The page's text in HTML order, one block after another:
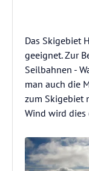
Das Skigebiet
geeignet. Zur
Seilbahnen -
man auch die
zum Skigebiet
Wind wird